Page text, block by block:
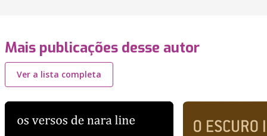
Mais publicações desse autor
Ver a lista completa